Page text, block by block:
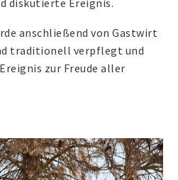
anschließend von Gastwirt
traditionell verpflegt und
zur Freude aller